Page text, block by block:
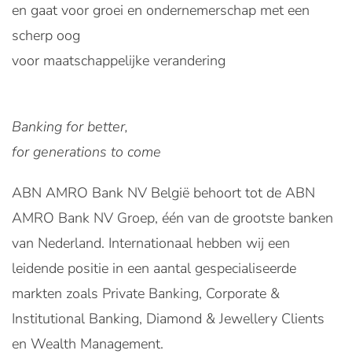
en gaat voor groei en ondernemerschap met een
scherp oog
voor maatschappelijke verandering
Banking for better,
for generations to come
ABN AMRO Bank NV België behoort tot de ABN
AMRO Bank NV Groep, één van de grootste banken
van Nederland. Internationaal hebben wij een
leidende positie in een aantal gespecialiseerde
markten zoals Private Banking, Corporate &
Institutional Banking, Diamond & Jewellery Clients
en Wealth Management.